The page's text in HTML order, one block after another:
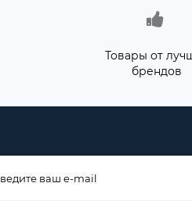
Товары от
брендов